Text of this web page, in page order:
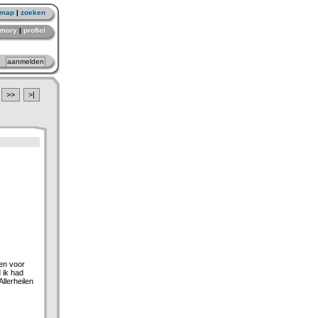
| zoeken
| profiel
>> >|
voor
ik had